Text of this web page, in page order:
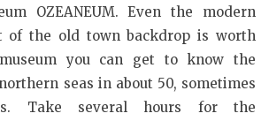
OZEANEUM. Even the modern
of the old town backdrop is worth
you can get to know the
seas in about 50, sometimes
Take several hours for the